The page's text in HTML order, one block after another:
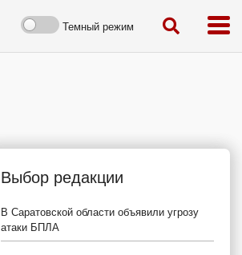
Темный режим
Выбор редакции
В Саратовской области объявили угрозу
атаки БПЛА